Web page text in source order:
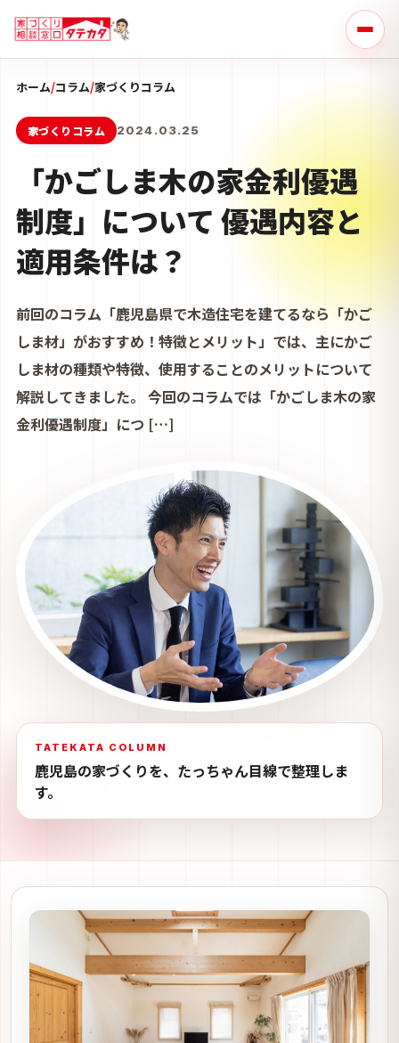
ホーム/コラム/家づくりコラム
家づくりコラム 2024.03.25
「かごしま木の家金利優遇
制度」について 優遇内容と
適用条件は？
前回のコラム「鹿児島県で木造住宅を建てるなら「かご
しま材」がおすすめ！特徴とメリット」では、主にかご
しま材の種類や特徴、使用することのメリットについて
解説してきました。 今回のコラムでは「かごしま木の家
金利優遇制度」につ […]
TATEKATA COLUMN
鹿児島の家づくりを、たっちゃん目線で整理しま
す。